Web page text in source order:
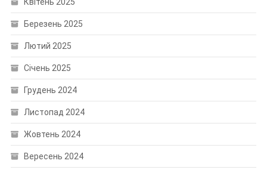
Квітень 2025
Березень 2025
Лютий 2025
Січень 2025
Грудень 2024
Листопад 2024
Жовтень 2024
Вересень 2024